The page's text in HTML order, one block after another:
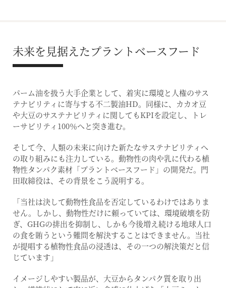
未来を見据えたプラントベースフード
パーム油を扱う大手企業として、着実に環境と人権のサス
テナビリティに寄与する不二製油HD。同様に、カカオ豆
や大豆のサステナビリティに関してもKPIを設定し、トレ
ーサビリティ100％へと突き進む。
そして今、人類の未来に向けた新たなサステナビリティへ
の取り組みにも注力している。動物性の肉や乳に代わる植
物性タンパク素材「プラントベースフード」の開発だ。門
田取締役は、その背景をこう説明する。
「当社は決して動物性食品を否定しているわけではありま
せん。しかし、動物性だけに頼っていては、環境破壊を防
ぎ、GHGの排出を抑制し、しかも今後増え続ける地球人口
の食を賄うという難問を解決することはできません。当社
が提唱する植物性食品の浸透は、その一つの解決策だと信
じています」
イメージしやすい製品が、大豆からタンパク質を取り出